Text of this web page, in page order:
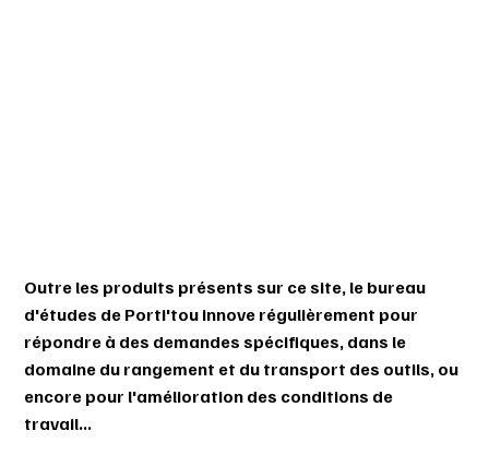
Outre les produits présents sur ce site, le bureau
d'études de Porti'tou innove régulièrement pour
répondre à des demandes spécifiques, dans le
domaine du rangement et du transport des outils, ou
encore pour l'amélioration des conditions de
travail...